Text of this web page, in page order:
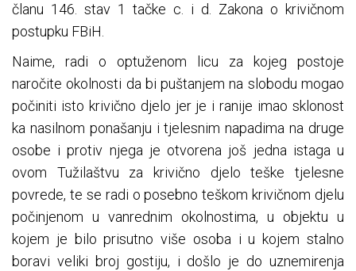
članu 146. stav 1 tačke c. i d. Zakona o krivičnom
postupku FBiH.
Naime, radi o optuženom licu za kojeg postoje
naročite okolnosti da bi puštanjem na slobodu mogao
počiniti isto krivično djelo jer je i ranije imao sklonost
ka nasilnom ponašanju i tjelesnim napadima na druge
osobe i protiv njega je otvorena još jedna istaga u
ovom Tužilaštvu za krivično djelo teške tjelesne
povrede, te se radi o posebno teškom krivičnom djelu
počinjenom u vanrednim okolnostima, u objektu u
kojem je bilo prisutno više osoba i u kojem stalno
boravi veliki broj gostiju, i došlo je do uznemirenja